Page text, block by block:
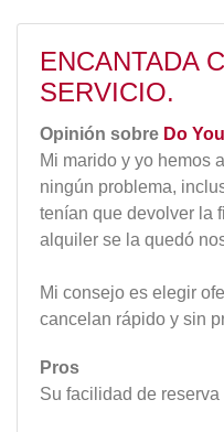
ENCANTADA
SERVICIO.
Opinión sobre Do
Mi marido y yo hemos
ningún problema,
tenían que devolver la
alquiler se la quedó
Mi consejo es elegir
cancelan rápido y sin
Pros
Su facilidad de reserva